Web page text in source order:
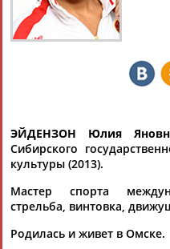
Тамилла
АБАСОВА
Флюра
БУЛАТОВА
Татьяна
ЭЙДЕНЗОН Юлия
Сибирского
культуры (2013).
Мастер спорта
стрельба, винтовка,
Родилась и живет в Омске.